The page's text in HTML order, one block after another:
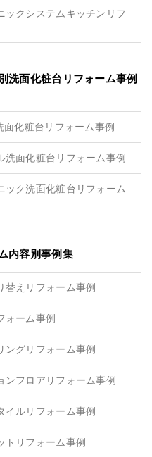
ックシステムキッチンリフ
洗面化粧台リフォーム事例
化粧台リフォーム事例
面化粧台リフォーム事例
ック洗面化粧台リフォーム
内容別事例集
替えリフォーム事例
ォーム事例
ングリフォーム事例
ンフロアリフォーム事例
イルリフォーム事例
トリフォーム事例